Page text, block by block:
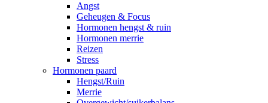
Angst
Geheugen & Focus
Hormonen hengst & ruin
Hormonen merrie
Reizen
Stress
Hormonen paard
Hengst/Ruin
Merrie